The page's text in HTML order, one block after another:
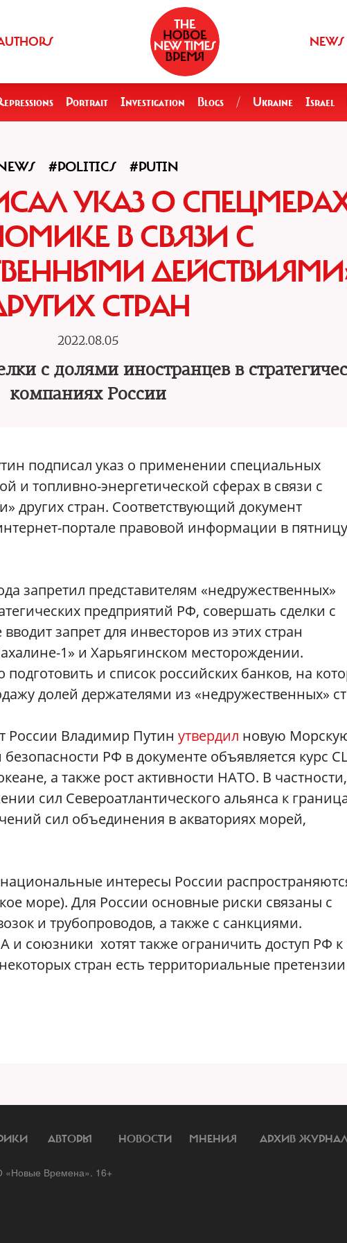
NEWS
Portrait Investigation Blogs / Ukraine Israel
#POLITICS #PUTIN
УКАЗ О
В СВЯЗИ С
СТРАН
2022.08.05
с долями иностранцев в
компаниях России
подписал указ о применении специальных
и топливно-энергетической сферах в связи с
других стран. Соответствующий документ
портале правовой информации в
запретил представителям «недружественных»
предприятий РФ, совершать сделки с
запрет для инвесторов из этих стран
1» и Харьягинском месторождении.
подготовить и список российских банков, на
долей держателями из «недружественных»
России Владимир Путин утвердил новую
РФ в документе объявляется курс
а также рост активности НАТО. В
сил Североатлантического альянса к
сил объединения в акваториях морей,
интересы России
море). Для России основные риски связаны с
и трубопроводов, а также с санкциями.
и союзники хотят также ограничить доступ РФ к
стран есть территориальные
АВТОРЫ НОВОСТИ МНЕНИЯ АРХИВ
Времена». 16+